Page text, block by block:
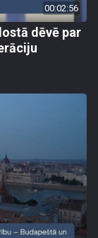
00:02:56
dēvē par